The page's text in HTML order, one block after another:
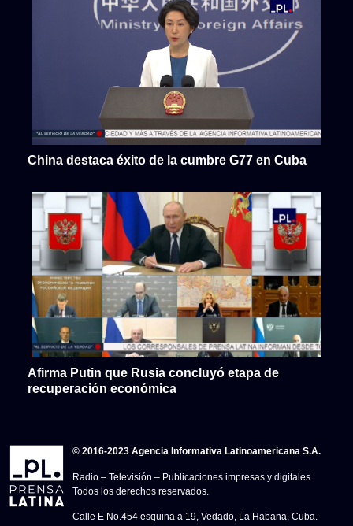
China destaca éxito de la cumbre G77 en Cuba
Afirma Putin que Rusia concluyó etapa de
recuperación económica
© 2016-2023 Agencia Informativa Latinoamericana S.A.
Radio – Televisión – Publicaciones impresas y digitales.
Todos los derechos reservados.
Calle E No.454 esquina a 19, Vedado, La Habana, Cuba.